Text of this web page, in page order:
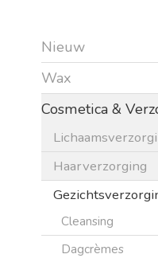
Nieuw
Wax
Cosmetica &
Haarverzorging
Cleansing
Dagcrèmes